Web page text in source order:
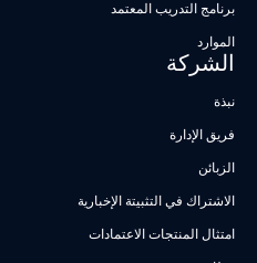
برنامج التدريب المعتمد
الموارد
الشركة
نبذة
فريق الإدارة
الزبائن
الاشتراك في التثبيتة الإخبارية
امتثال المنتجات الاعتمادات